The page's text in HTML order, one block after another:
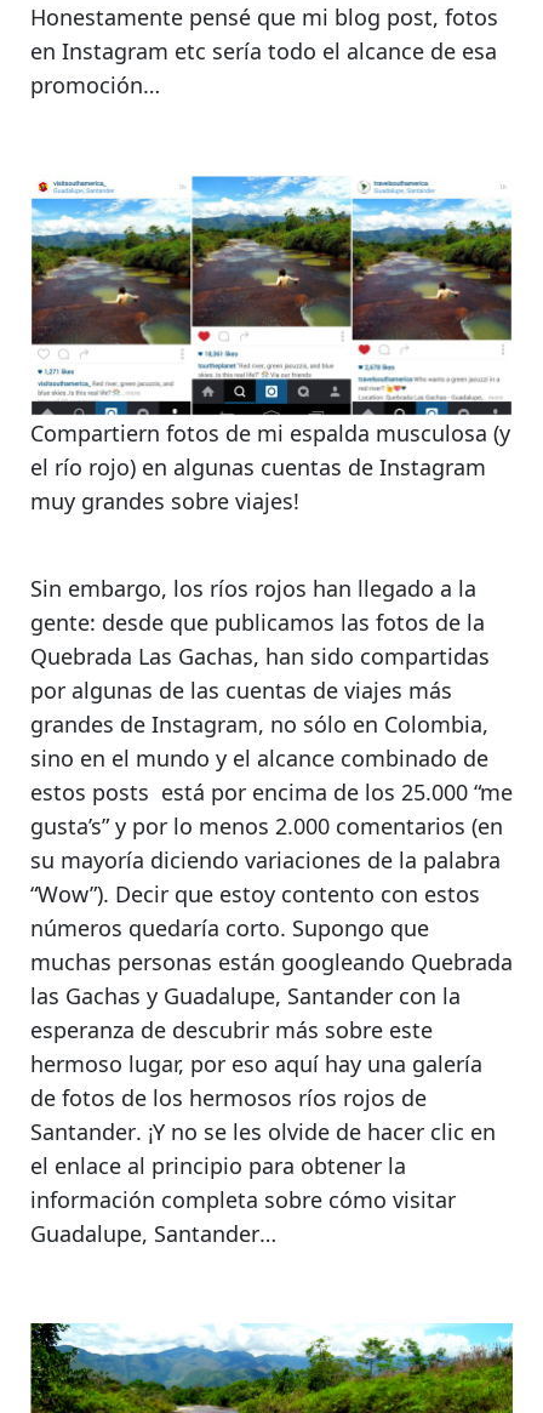
Honestamente pensé que mi blog post, fotos
en Instagram etc sería todo el alcance de esa
promoción…
Compartiern fotos de mi espalda musculosa (y
el río rojo) en algunas cuentas de Instagram
muy grandes sobre viajes!
Sin embargo, los ríos rojos han llegado a la
gente: desde que publicamos las fotos de la
Quebrada Las Gachas, han sido compartidas
por algunas de las cuentas de viajes más
grandes de Instagram, no sólo en Colombia,
sino en el mundo y el alcance combinado de
estos posts está por encima de los 25.000 “me
gusta’s” y por lo menos 2.000 comentarios (en
su mayoría diciendo variaciones de la palabra
“Wow”). Decir que estoy contento con estos
números quedaría corto. Supongo que
muchas personas están googleando Quebrada
las Gachas y Guadalupe, Santander con la
esperanza de descubrir más sobre este
hermoso lugar, por eso aquí hay una galería
de fotos de los hermosos ríos rojos de
Santander. ¡Y no se les olvide de hacer clic en
el enlace al principio para obtener la
información completa sobre cómo visitar
Guadalupe, Santander…